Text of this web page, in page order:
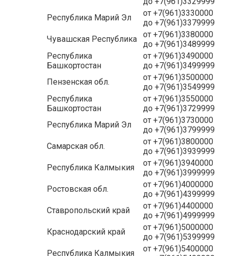
Республика Марий Эл
от +7(961)3330000
до +7(961)3379999
Чувашская Республика
от +7(961)3380000
до +7(961)3489999
Республика
Башкортостан
от +7(961)3490000
до +7(961)3499999
Пензенская обл.
от +7(961)3500000
до +7(961)3549999
Республика
Башкортостан
от +7(961)3550000
до +7(961)3729999
Республика Марий Эл
от +7(961)3730000
до +7(961)3799999
Самарская обл.
от +7(961)3800000
до +7(961)3939999
Республика Калмыкия
от +7(961)3940000
до +7(961)3999999
Ростовская обл.
от +7(961)4000000
до +7(961)4399999
Ставропольский край
от +7(961)4400000
до +7(961)4999999
Краснодарский край
от +7(961)5000000
до +7(961)5399999
Республика Калмыкия
от +7(961)5400000